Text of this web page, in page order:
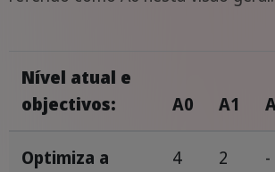
Nível atual e
objectivos:
A0 A1
Optimiza a
4 2 -